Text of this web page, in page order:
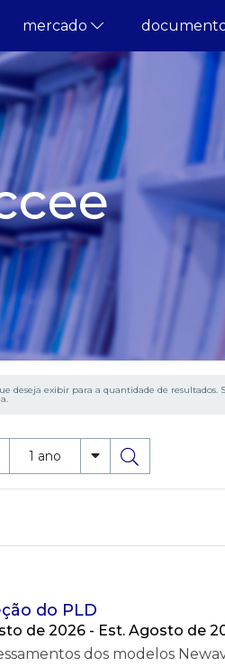
mercado
deseja exibir para a quantidade de
1 ano
do PLD
de 2026 - Est. Agosto de
dos modelos